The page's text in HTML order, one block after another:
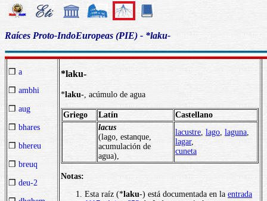
Raíces Proto-IndoEuropeas (PIE) - *laku-
❒ a
❒ ambhi
❒ aug
❒ bhares
❒ bhereu
❒ breuq
❒ deu-2
*laku-
*laku- , acúmulo de agua
Griego Latín
Castellano
lacus
(lago, estanque,
acumulación de
agua),
lacustre lago laguna
lagar,
cuneta
Notas:
Esta raíz (*laku-) está documentada en la entrada